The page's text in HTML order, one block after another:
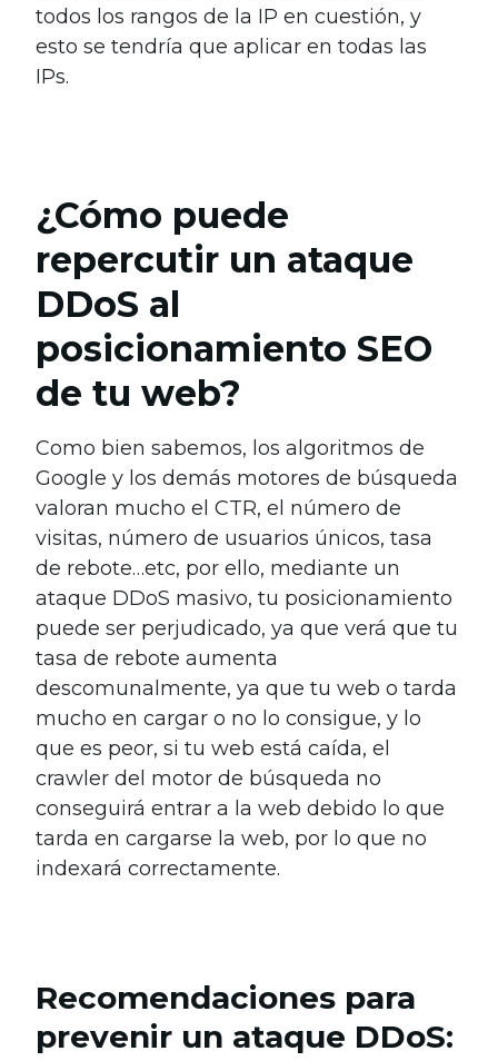
todos los rangos de la IP en cuestión, y
esto se tendría que aplicar en todas las
IPs.
¿Cómo puede
repercutir un ataque
DDoS al
posicionamiento SEO
de tu web?
Como bien sabemos, los algoritmos de
Google y los demás motores de búsqueda
valoran mucho el CTR, el número de
visitas, número de usuarios únicos, tasa
de rebote…etc, por ello, mediante un
ataque DDoS masivo, tu posicionamiento
puede ser perjudicado, ya que verá que tu
tasa de rebote aumenta
descomunalmente, ya que tu web o tarda
mucho en cargar o no lo consigue, y lo
que es peor, si tu web está caída, el
crawler del motor de búsqueda no
conseguirá entrar a la web debido lo que
tarda en cargarse la web, por lo que no
indexará correctamente.
Recomendaciones para
prevenir un ataque DDoS: